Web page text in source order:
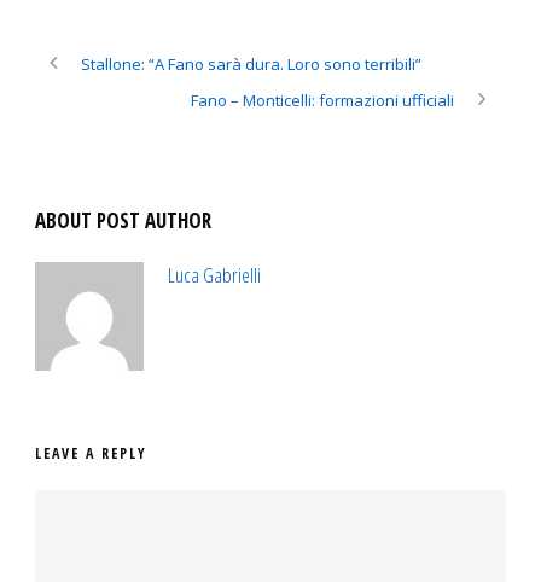
Stallone: “A Fano sarà dura. Loro sono terribili”
Fano – Monticelli: formazioni ufficiali
ABOUT POST AUTHOR
Luca Gabrielli
LEAVE A REPLY